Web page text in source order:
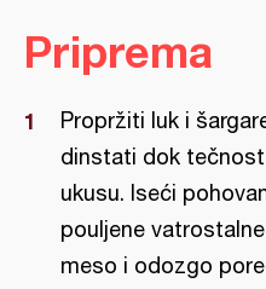
Priprema
Propržiti luk i
dinstati dok
ukusu. Iseći
pouljene
meso i odozgo